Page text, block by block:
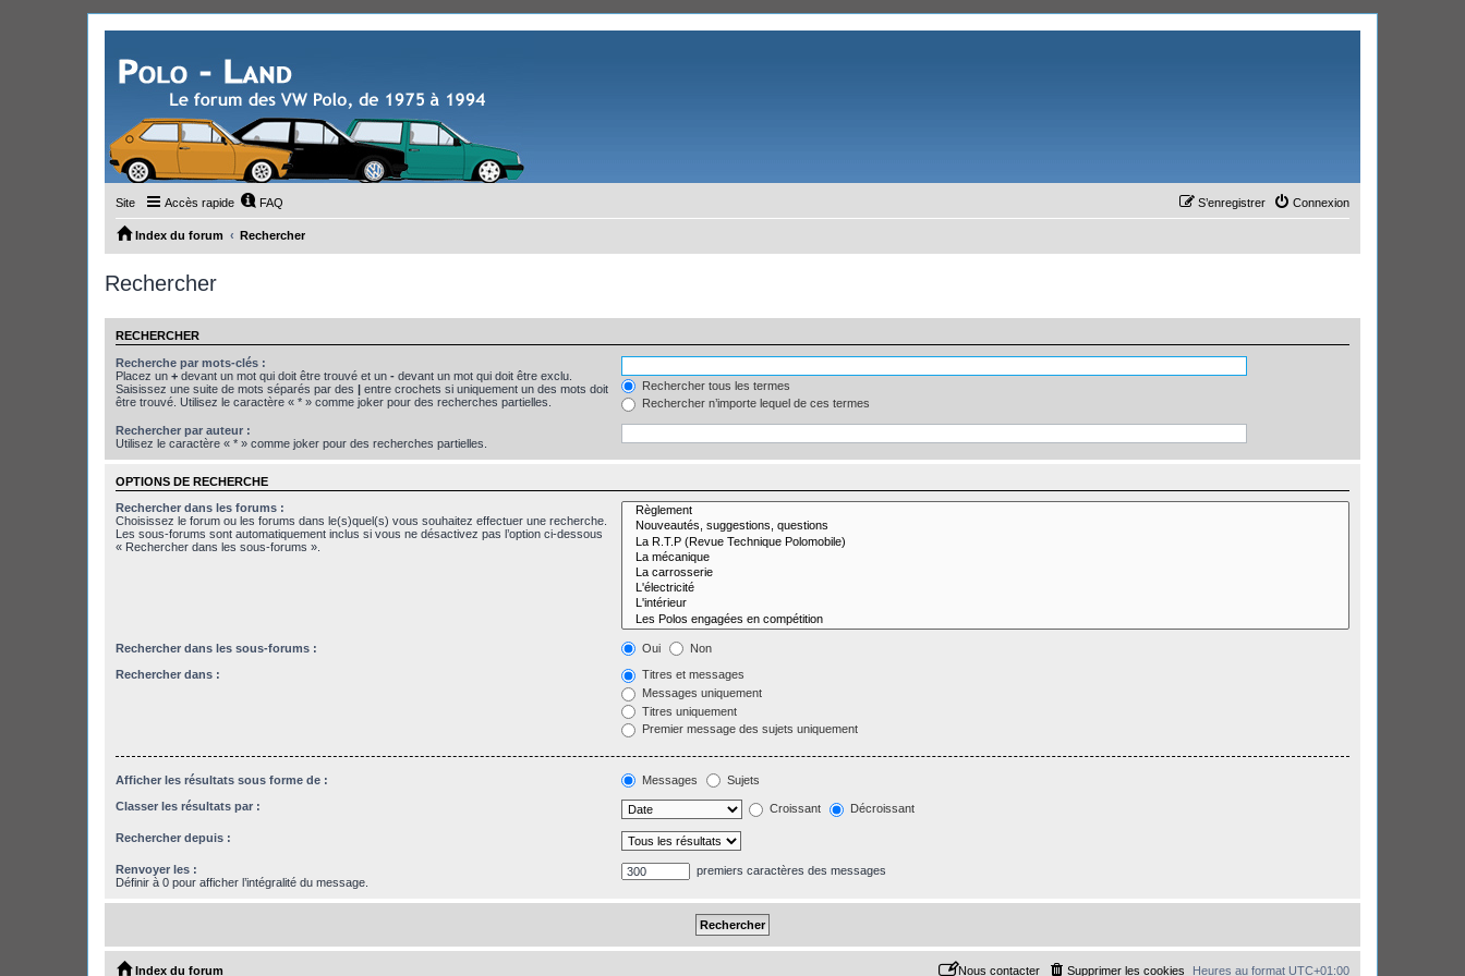
Site Accès rapide FAQ Connexion
S’enregistrer
Index du forum Rechercher
Rechercher
RECHERCHER
Recherche par mots-clés :
Placez un + devant un mot qui doit être trouvé et un - devant un mot qui doit être exclu.
Saisissez une suite de mots séparés par des | entre crochets si uniquement un des mots doit
être trouvé. Utilisez le caractère « * » comme joker pour des recherches partielles.
Rechercher tous les termes
Rechercher n’importe lequel de ces termes
Rechercher par auteur :
Utilisez le caractère « * » comme joker pour des recherches partielles.
OPTIONS DE RECHERCHE
Rechercher dans les forums :
Choisissez le forum ou les forums dans le(s)quel(s) vous souhaitez effectuer une recherche.
Les sous-forums sont automatiquement inclus si vous ne désactivez pas l’option ci-dessous
« Rechercher dans les sous-forums ».
Rechercher dans les sous-forums : Oui Non
Rechercher dans :
Titres et messages
Messages uniquement
Titres uniquement
Premier message des sujets uniquement
Afficher les résultats sous forme de : Messages Sujets
Classer les résultats par : Croissant Décroissant
Rechercher depuis :
Renvoyer les :
Définir à 0 pour afficher l’intégralité du message.
premiers caractères des messages
Index du forum Heures au format UTC+01:00
Supprimer les cookies
Nous contacter